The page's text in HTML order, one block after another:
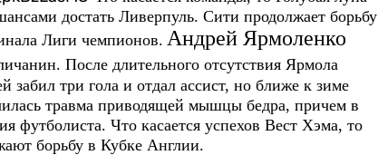
достать Ливерпуль. Сити продолжает борьбу
Лиги чемпионов. Андрей Ярмоленко
После длительного отсутствия Ярмола
забил три гола и отдал ассист, но ближе к зиме
травма приводящей мышцы бедра, причем в
футболиста. Что касается успехов Вест Хэма, то
борьбу в Кубке Англии.